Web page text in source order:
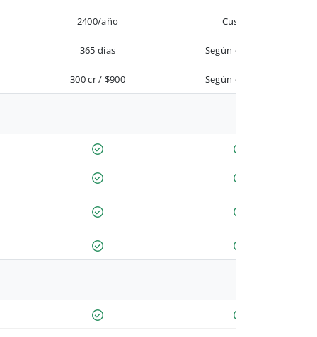
2400/año Custom
365 días Según contrato
300 cr / $900 Según contrato